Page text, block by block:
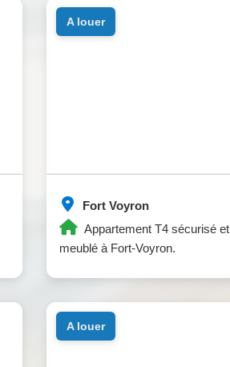
Fort Voyron
Appartement T4 sécurisé et
meublé à Fort-Voyron.
a louer
a louer